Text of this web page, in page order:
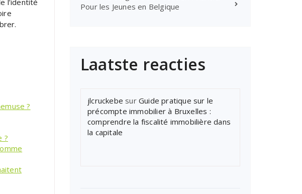
l’identité
?
?
Pour les Jeunes en Belgique
Laatste reacties
jlcruckebe sur Guide pratique sur le
précompte immobilier à Bruxelles :
comprendre la fiscalité immobilière dans
la capitale